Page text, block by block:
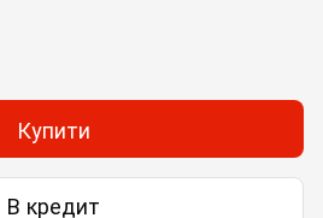
Купити
В кредит